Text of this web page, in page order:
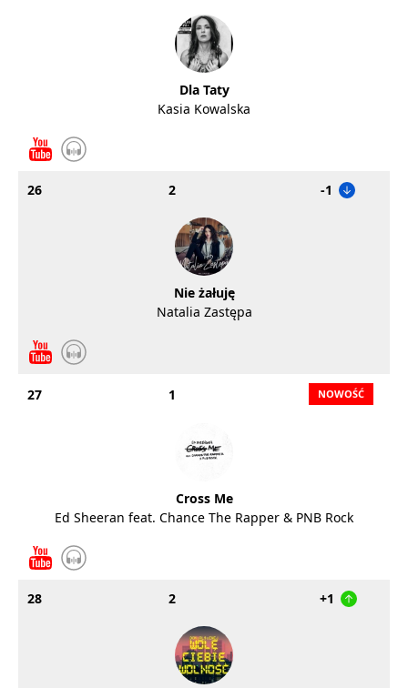
Dla Taty
Kasia Kowalska
26 2 -1
Nie żałuję
Natalia Zastępa
27 1
Cross Me
Ed Sheeran feat. Chance The Rapper & PNB Rock
28 2 +1